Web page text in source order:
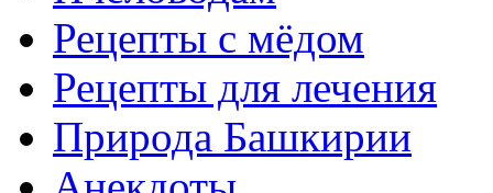
Рецепты с мёдом
Рецепты для лечения
Природа Башкирии